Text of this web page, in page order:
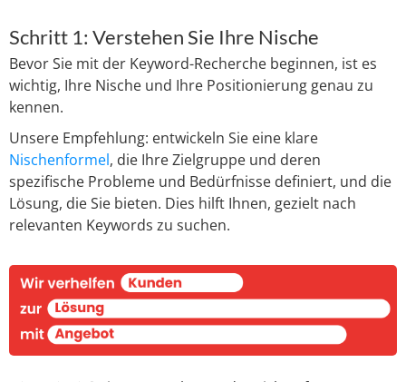
Schritt 1: Verstehen Sie Ihre Nische
Bevor Sie mit der Keyword-Recherche beginnen, ist es
wichtig, Ihre Nische und Ihre Positionierung genau zu
kennen.
Unsere Empfehlung: entwickeln Sie eine klare
Nischenformel, die Ihre Zielgruppe und deren
spezifische Probleme und Bedürfnisse definiert, und die
Lösung, die Sie bieten. Dies hilft Ihnen, gezielt nach
relevanten Keywords zu suchen.